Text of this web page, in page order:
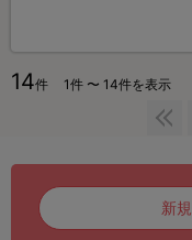
14件 1件 〜 14件を表示
新